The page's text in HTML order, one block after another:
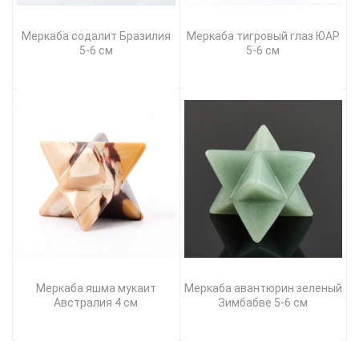
Меркаба содалит Бразилия
5-6 см
Меркаба тигровый глаз ЮАР
5-6 см
Меркаба яшма мукаит
Австралия 4 см
Меркаба авантюрин зеленый
Зимбабве 5-6 см